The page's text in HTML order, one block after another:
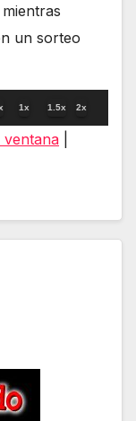
un sorteo
1x 1.5x 2x
ventana